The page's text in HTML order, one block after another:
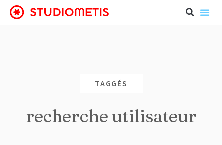
TAGGÉS
recherche utilisateur